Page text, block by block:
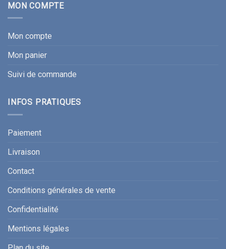
MON COMPTE
Mon compte
Mon panier
Suivi de commande
INFOS PRATIQUES
Paiement
Livraison
Contact
Conditions générales de vente
Confidentialité
Mentions légales